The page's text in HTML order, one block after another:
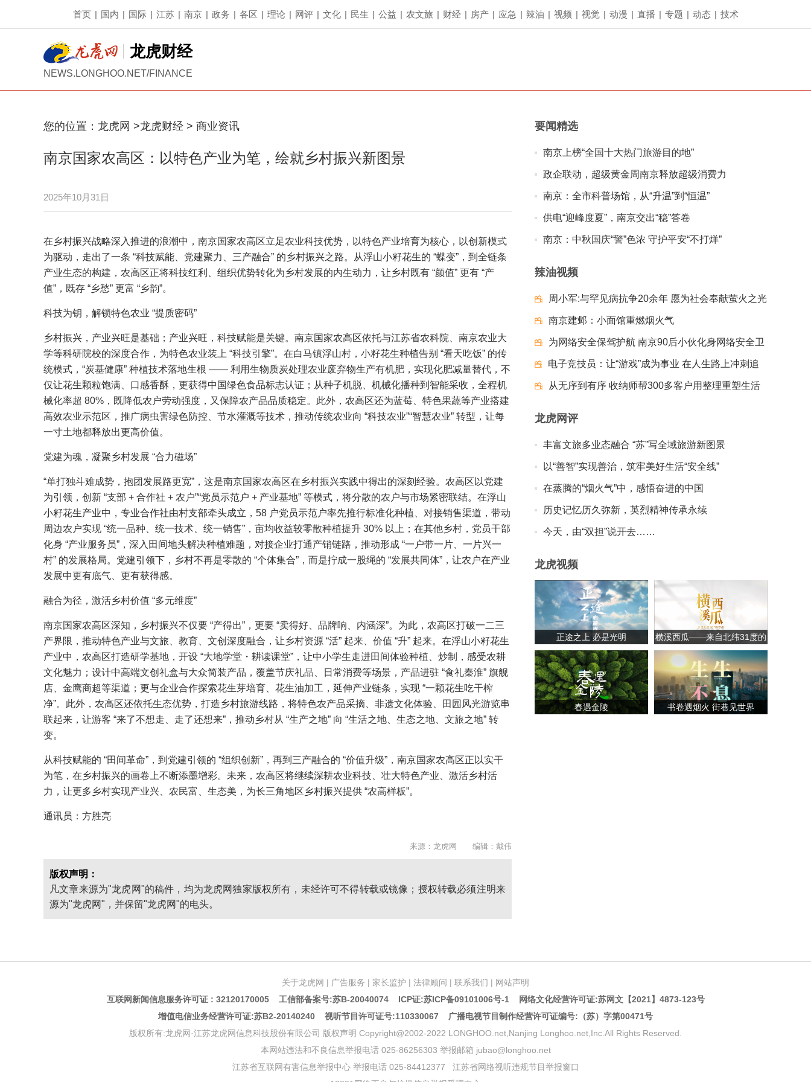
首页 | 国内 | 国际 | 江苏 | 南京 | 政务 | 各区 | 理论 | 网评 | 文化 | 民生 | 公益 | 农文旅 | 财经 | 房产 | 应急 | 辣油 | 视频 | 视觉 | 动漫 | 直播 | 专题 | 动态 | 技术
龙虎财经
NEWS.LONGHOO.NET/FINANCE
您的位置： 龙虎网 >龙虎财经 > 商业资讯
南京国家农高区：以特色产业为笔，绘就乡村振兴新图景
2025年10月31日
在乡村振兴战略深入推进的浪潮中，南京国家农高区立足农业科技优势，以特色产业培育为核心，以创新模式
为驱动，走出了一条 “科技赋能、党建聚力、三产融合” 的乡村振兴之路。从浮山小籽花生的 “蝶变”，到全链条
产业生态的构建，农高区正将科技红利、组织优势转化为乡村发展的内生动力，让乡村既有 “颜值” 更有 “产
值”，既存 “乡愁” 更富 “乡韵”。
科技为钥，解锁特色农业 “提质密码”
乡村振兴，产业兴旺是基础；产业兴旺，科技赋能是关键。南京国家农高区依托与江苏省农科院、南京农业大
学等科研院校的深度合作，为特色农业装上 “科技引擎”。在白马镇浮山村，小籽花生种植告别 “看天吃饭” 的传
统模式，“炭基健康” 种植技术落地生根 —— 利用生物质炭处理农业废弃物生产有机肥，实现化肥减量替代，不
仅让花生颗粒饱满、口感香酥，更获得中国绿色食品标志认证；从种子机脱、机械化播种到智能采收，全程机
械化率超 80%，既降低农户劳动强度，又保障农产品品质稳定。此外，农高区还为蓝莓、特色果蔬等产业搭建
高效农业示范区，推广病虫害绿色防控、节水灌溉等技术，推动传统农业向 “科技农业”“智慧农业” 转型，让每
一寸土地都释放出更高价值。
党建为魂，凝聚乡村发展 “合力磁场”
“单打独斗难成势，抱团发展路更宽”，这是南京国家农高区在乡村振兴实践中得出的深刻经验。农高区以党建
为引领，创新 “支部 + 合作社 + 农户”“党员示范户 + 产业基地” 等模式，将分散的农户与市场紧密联结。在浮山
小籽花生产业中，专业合作社由村支部牵头成立，58 户党员示范户率先推行标准化种植、对接销售渠道，带动
周边农户实现 “统一品种、统一技术、统一销售”，亩均收益较零散种植提升 30% 以上；在其他乡村，党员干部
化身 “产业服务员”，深入田间地头解决种植难题，对接企业打通产销链路，推动形成 “一户带一片、一片兴一
村” 的发展格局。党建引领下，乡村不再是零散的 “个体集合”，而是拧成一股绳的 “发展共同体”，让农户在产业
发展中更有底气、更有获得感。
融合为径，激活乡村价值 “多元维度”
南京国家农高区深知，乡村振兴不仅要 “产得出”，更要 “卖得好、品牌响、内涵深”。为此，农高区打破一二三
产界限，推动特色产业与文旅、教育、文创深度融合，让乡村资源 “活” 起来、价值 “升” 起来。在浮山小籽花生
产业中，农高区打造研学基地，开设 “大地学堂・耕读课堂”，让中小学生走进田间体验种植、炒制，感受农耕
文化魅力；设计中高端文创礼盒与大众简装产品，覆盖节庆礼品、日常消费等场景，产品进驻 “食礼秦淮” 旗舰
店、金鹰商超等渠道；更与企业合作探索花生芽培育、花生油加工，延伸产业链条，实现 “一颗花生吃干榨
净”。此外，农高区还依托生态优势，打造乡村旅游线路，将特色农产品采摘、非遗文化体验、田园风光游览串
联起来，让游客 “来了不想走、走了还想来”，推动乡村从 “生产之地” 向 “生活之地、生态之地、文旅之地” 转
变。
从科技赋能的 “田间革命”，到党建引领的 “组织创新”，再到三产融合的 “价值升级”，南京国家农高区正以实干
为笔，在乡村振兴的画卷上不断添墨增彩。未来，农高区将继续深耕农业科技、壮大特色产业、激活乡村活
力，让更多乡村实现产业兴、农民富、生态美，为长三角地区乡村振兴提供 “农高样板”。
通讯员：方胜亮
来源：龙虎网 编辑：戴伟
版权声明：
凡文章来源为"龙虎网"的稿件，均为龙虎网独家版权所有，未经许可不得转载或镜像；授权转载必须注明来
源为"龙虎网"，并保留"龙虎网"的电头。
要闻精选
南京上榜“全国十大热门旅游目的地”
政企联动，超级黄金周南京释放超级消费力
南京：全市科普场馆，从“升温”到“恒温”
供电“迎峰度夏”，南京交出“稳”答卷
南京：中秋国庆“警”色浓 守护平安“不打烊”
辣油视频
周小军:与罕见病抗争20余年 愿为社会奉献萤火之光
南京建邺：小面馆重燃烟火气
为网络安全保驾护航 南京90后小伙化身网络安全卫
士
电子竞技员：让“游戏”成为事业 在人生路上冲刺追
梦夺冠
从无序到有序 收纳师帮300多客户用整理重塑生活
龙虎网评
丰富文旅多业态融合 “苏”写全域旅游新图景
以“善智”实现善治，筑牢美好生活“安全线”
在蒸腾的“烟火气”中，感悟奋进的中国
历史记忆历久弥新，英烈精神传承永续
今天，由“双担”说开去……
龙虎视频
正途之上 必是光明
横溪西瓜——来自北纬31度的
甘甜
春遇金陵 书卷遇烟火 街巷见世界
关于龙虎网 | 广告服务 | 家长监护 | 法律顾问 | 联系我们 | 网站声明
互联网新闻信息服务许可证 : 32120170005 工信部备案号:苏B-20040074 ICP证:苏ICP备09101006号-1网络文化经营许可证:苏网文【2021】4873-123号
增值电信业务经营许可证:苏B2-20140240 视听节目许可证号:110330067 广播电视节目制作经营许可证编号:（苏）字第00471号
版权所有:龙虎网·江苏龙虎网信息科技股份有限公司 版权声明 Copyright@2002-2022 LONGHOO.net,Nanjing Longhoo.net,Inc.All Rights Reserved.
本网站违法和不良信息举报电话 025-86256303 举报邮箱 jubao@longhoo.net
江苏省互联网有害信息举报中心 举报电话 025-84412377 江苏省网络视听违规节目举报窗口